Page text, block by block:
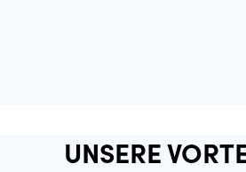
UNSERE